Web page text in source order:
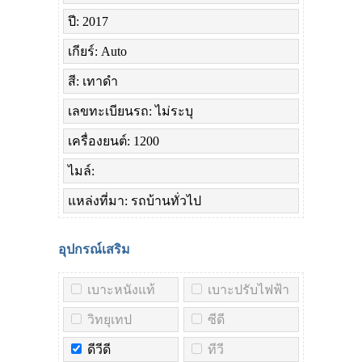
ปี: 2017
เกียร์: Auto
สี: เทาดำ
เลขทะเบียนรถ: ไม่ระบุ
เครื่องยนต์: 1200
ไมล์:
แหล่งที่มา: รถบ้านทั่วไป
อุปกรณ์เสริม
เบาะหนังแท้ เบาะปรับไฟฟ้า
วิทยุเทป ซีดี
ดีวีดี ทีวี